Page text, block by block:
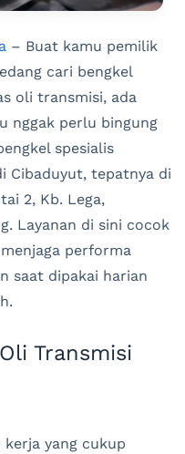
– Buat kamu pemilik
cari bengkel
oli transmisi, ada
nggak perlu bingung
spesialis
Cibaduyut, tepatnya di
2, Kb. Lega,
Layanan di sini cocok
performa
saat dipakai harian
Transmisi
yang cukup